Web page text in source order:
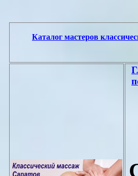
Каталог мастеров